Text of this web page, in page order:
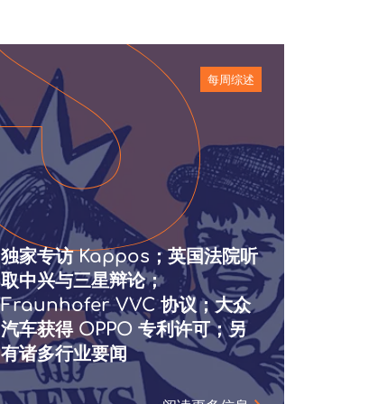
每周综述
独家专访 Kappos；英国法院听
取中兴与三星辩论；
Fraunhofer VVC 协议；大众
汽车获得 OPPO 专利许可；另
有诸多行业要闻